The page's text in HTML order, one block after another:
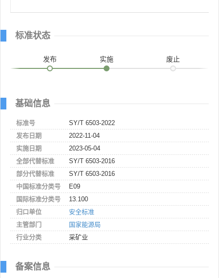
标准状态
发布 实施 废止
基础信息
标准号
SY/T 6503-2022
发布日期
2022-11-04
实施日期
2023-05-04
全部代替标准
SY/T 6503-2016
部分代替标准
SY/T 6503-2016
中国标准分类号
E09
国际标准分类号
13.100
归口单位
安全标准
主管部门
国家能源局
行业分类
采矿业
备案信息